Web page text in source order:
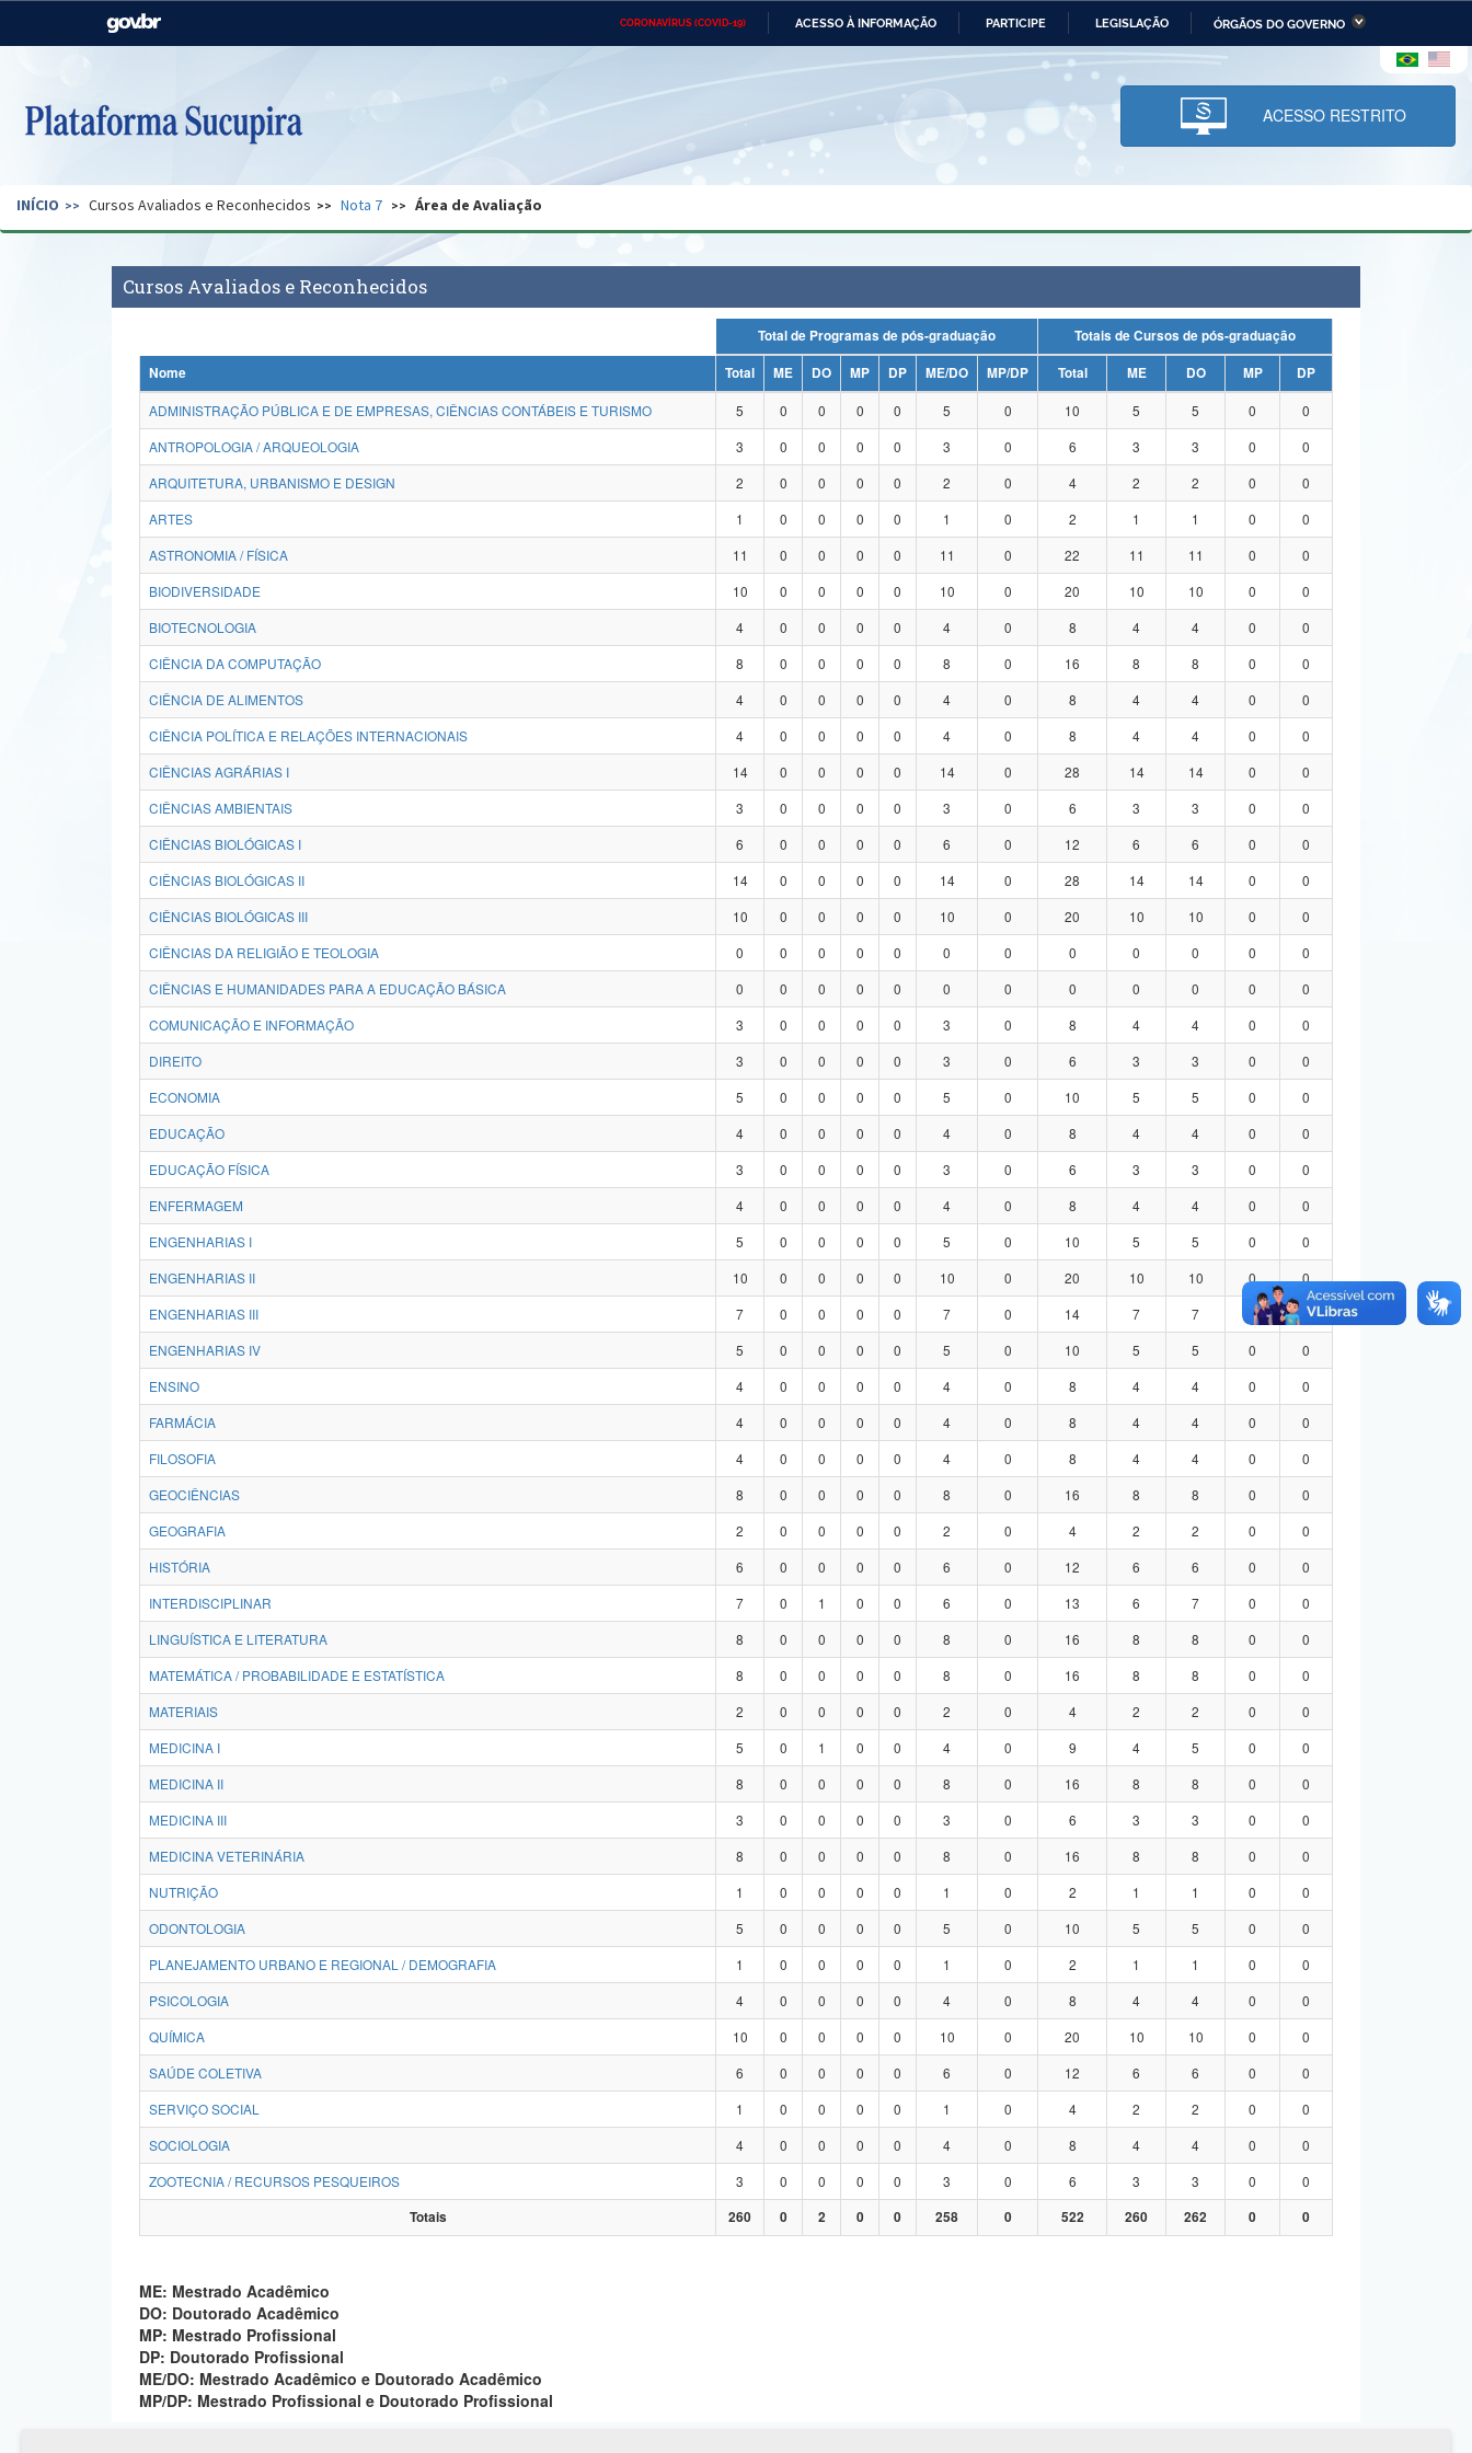
CORONAVÍRUS (COVID-19) ACESSO À INFORMAÇÃO PARTICIPE LEGISLAÇÃO ÓRGÃOS DO GOVERNO
Casa Civil Ministério das Relações Ministério da Economia Ministério da Infraestrutura
Pecuária e Abastecimento
Ministério da Ciência,
Tecnologia, Inovações e
Comunicações
Ministério do Desenvolvimento
Regional e dos Direitos Humanos
Secretaria de Governo Gabinete de Segurança Advocacia-Geral da União Banco Central do Brasil Planalto
ACESSO RESTRITO
INÍCIO Cursos Avaliados e Reconhecidos Nota 7 Área de Avaliação
Cursos Avaliados e Reconhecidos
Total de Programas de pós-graduação
Totais de Cursos de pós-graduação
Nome
Total ME DO MP DP ME/DO MP/DP Total ME DO MP
DP
ADMINISTRAÇÃO PÚBLICA E DE EMPRESAS, CIÊNCIAS CONTÁBEIS E TURISMO
5 0 0 0 0 5 0 10 5 5 0
0
ANTROPOLOGIA / ARQUEOLOGIA
3 0 0 0 0 3 0 6 3 3 0
0
ARQUITETURA, URBANISMO E DESIGN
2 0 0 0 0 2 0 4 2 2 0
0
ARTES
1 0 0 0 0 1 0 2 1 1 0
0
ASTRONOMIA / FÍSICA
11 0 0 0 0 11 0 22 11 11 0
0
BIODIVERSIDADE
10 0 0 0 0 10 0 20 10 10 0
0
BIOTECNOLOGIA
4 0 0 0 0 4 0 8 4 4 0
0
CIÊNCIA DA COMPUTAÇÃO
8 0 0 0 0 8 0 16 8 8 0
0
CIÊNCIA DE ALIMENTOS
4 0 0 0 0 4 0 8 4 4 0
0
CIÊNCIA POLÍTICA E RELAÇÕES INTERNACIONAIS
4 0 0 0 0 4 0 8 4 4 0
0
CIÊNCIAS AGRÁRIAS I
14 0 0 0 0 14 0 28 14 14 0
0
CIÊNCIAS AMBIENTAIS
3 0 0 0 0 3 0 6 3 3 0
0
CIÊNCIAS BIOLÓGICAS I
6 0 0 0 0 6 0 12 6 6 0
0
CIÊNCIAS BIOLÓGICAS II
14 0 0 0 0 14 0 28 14 14 0
0
CIÊNCIAS BIOLÓGICAS III
10 0 0 0 0 10 0 20 10 10 0
0
CIÊNCIAS DA RELIGIÃO E TEOLOGIA
0 0 0 0 0 0 0 0 0 0 0
0
CIÊNCIAS E HUMANIDADES PARA A EDUCAÇÃO BÁSICA
0 0 0 0 0 0 0 0 0 0 0
0
COMUNICAÇÃO E INFORMAÇÃO
3 0 0 0 0 3 0 8 4 4 0
0
DIREITO
3 0 0 0 0 3 0 6 3 3 0
0
ECONOMIA
5 0 0 0 0 5 0 10 5 5 0
0
EDUCAÇÃO
4 0 0 0 0 4 0 8 4 4 0
0
EDUCAÇÃO FÍSICA
3 0 0 0 0 3 0 6 3 3 0
0
ENFERMAGEM
4 0 0 0 0 4 0 8 4 4 0
0
ENGENHARIAS I
5 0 0 0 0 5 0 10 5 5 0
0
ENGENHARIAS II
10 0 0 0 0 10 0 20 10 10 0
0
ENGENHARIAS III
7 0 0 0 0 7 0 14 7 7 0
0
ENGENHARIAS IV
5 0 0 0 0 5 0 10 5 5 0
0
ENSINO
4 0 0 0 0 4 0 8 4 4 0
0
FARMÁCIA
4 0 0 0 0 4 0 8 4 4 0
0
FILOSOFIA
4 0 0 0 0 4 0 8 4 4 0
0
GEOCIÊNCIAS
8 0 0 0 0 8 0 16 8 8 0
0
GEOGRAFIA
2 0 0 0 0 2 0 4 2 2 0
0
HISTÓRIA
6 0 0 0 0 6 0 12 6 6 0
0
INTERDISCIPLINAR
7 0 1 0 0 6 0 13 6 7 0
0
LINGUÍSTICA E LITERATURA
8 0 0 0 0 8 0 16 8 8 0
0
MATEMÁTICA / PROBABILIDADE E ESTATÍSTICA
8 0 0 0 0 8 0 16 8 8 0
0
MATERIAIS
2 0 0 0 0 2 0 4 2 2 0
0
MEDICINA I
5 0 1 0 0 4 0 9 4 5 0
0
MEDICINA II
8 0 0 0 0 8 0 16 8 8 0
0
MEDICINA III
3 0 0 0 0 3 0 6 3 3 0
0
MEDICINA VETERINÁRIA
8 0 0 0 0 8 0 16 8 8 0
0
NUTRIÇÃO
1 0 0 0 0 1 0 2 1 1 0
0
ODONTOLOGIA
5 0 0 0 0 5 0 10 5 5 0
0
PLANEJAMENTO URBANO E REGIONAL / DEMOGRAFIA
1 0 0 0 0 1 0 2 1 1 0
0
PSICOLOGIA
4 0 0 0 0 4 0 8 4 4 0
0
QUÍMICA
10 0 0 0 0 10 0 20 10 10 0
0
SAÚDE COLETIVA
6 0 0 0 0 6 0 12 6 6 0
0
SERVIÇO SOCIAL
1 0 0 0 0 1 0 4 2 2 0
0
SOCIOLOGIA
4 0 0 0 0 4 0 8 4 4 0
0
ZOOTECNIA / RECURSOS PESQUEIROS
3 0 0 0 0 3 0 6 3 3 0
0
Totais
260 0 2 0 0 258 0 522 260 262 0 0
ME: Mestrado Acadêmico
DO: Doutorado Acadêmico
MP: Mestrado Profissional
DP: Doutorado Profissional
ME/DO: Mestrado Acadêmico e Doutorado Acadêmico
MP/DP: Mestrado Profissional e Doutorado Profissional